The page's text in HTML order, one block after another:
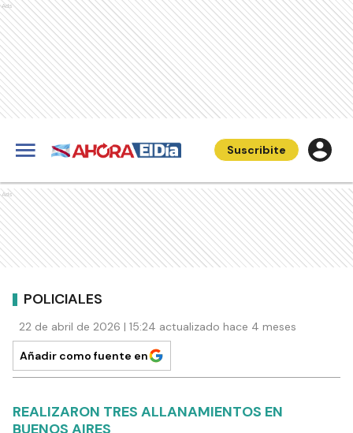
Ads
Suscribite
Ads
POLICIALES
22 de abril de 2026 | 15:24 actualizado hace 4 meses
Añadir como fuente en
REALIZARON TRES ALLANAMIENTOS EN
BUENOS AIRES